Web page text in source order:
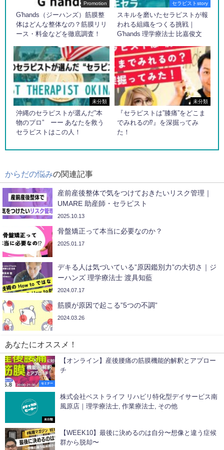
Promotion
G'hands（ジーハンズ）筋膜整
体はどんな整体なの？筋膜リリ
ース・料金などを徹底調査！
セラピストstory
スキルを磨いたセラピストが報
われる組織をつくる挑戦｜
G'hands 理学療法士 比嘉俊文
未分類
沖縄のセラピストが選んだ”本
物のプロ” ーー あなたを救う
セラピストはこの人！
未分類
『セラピストは”膝痛”をどこま
でみれるの⁉︎』を深掘ってみ
た！
からだの悩みの関連記事
産前産後整体で気をつけておきたいリスク管理｜
UMARE 助産師・セラピスト
2025.10.13
骨盤矯正って本当に必要なのか？
2025.01.17
デキる人は気づいている”原因鑑別力”の大切さ｜ジ
ーハンズ 理学療法士 渡具知藍
2024.07.17
筋膜が原因で起こる”5つの不調”
2024.03.26
あなたにオススメ！
セミナー
【オンライン】産後腰痛の筋膜機能的解釈とアプロー
チ
未分類
株式会社ベストライフ リハビリ特化型デイサービス南
風原店｜理学療法士, 作業療法士, その他
【WEEK10】最後に決めるのは自分〜想像と違う症候
群から脱却〜